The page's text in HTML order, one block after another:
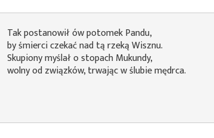
Tak postanowił ów potomek Pandu,
by śmierci czekać nad tą rzeką Wisznu.
Skupiony myślał o stopach Mukundy,
wolny od związków, trwając w ślubie mędrca.